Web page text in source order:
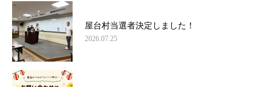
屋台村当選者決定しました！
2026.07.25